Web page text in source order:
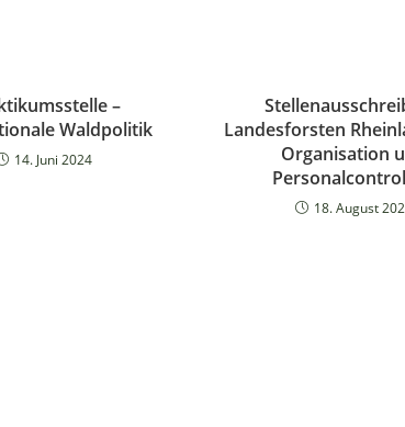
–
Waldpolitik
14. Juni 2024
Landesforsten
Organisation
18. August